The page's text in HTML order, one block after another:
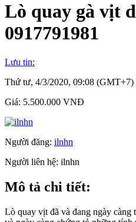
Lò quay gà vịt
0917791981
Lưu tin:
Thứ tư, 4/3/2020, 09:08 (GMT+7)
Giá: 5.500.000 VNĐ
Người đăng: ilnhn
Người liên hệ: ilnhn
Mô tả chi tiết:
Lò quay vịt đã và đang ngày càng